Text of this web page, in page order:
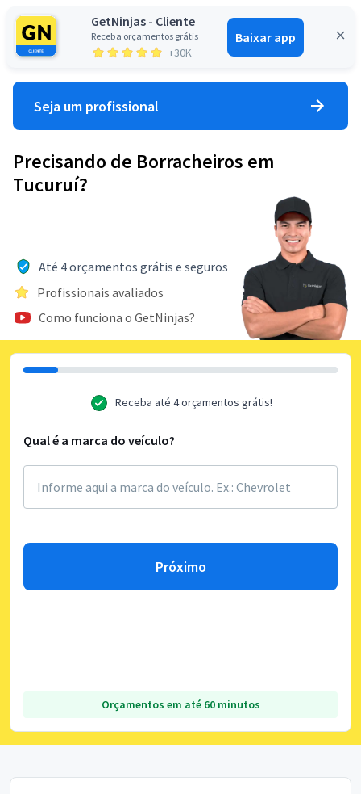
GetNinjas - Cliente
Receba orçamentos grátis
+30K
Baixar app
Entrar
Seja um profissional
Precisando de Borracheiros em
Tucuruí?
Até 4 orçamentos grátis e seguros
Profissionais avaliados
Como funciona o GetNinjas?
Receba até 4 orçamentos grátis!
Qual é a marca do veículo?
Próximo
Orçamentos em até 60 minutos